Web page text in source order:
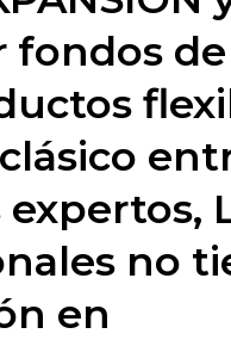
fondos
no
en